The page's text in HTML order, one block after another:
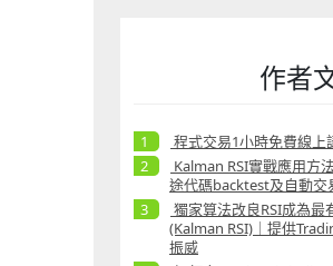
作者
程式交易1小時免費線上
Kalman RSI實戰應用方
途代碼backtest及自動交
獨家算法改良RSI成為
(Kalman RSI)｜提供
振威